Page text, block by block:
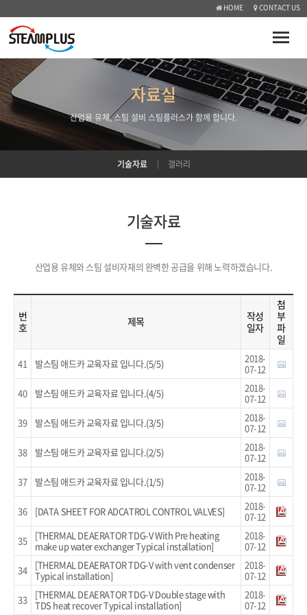
HOME CONTACT US
Toggle
자료실
산업용 유체, 스팀 설비 스팀플러스가 함께 합니다.
기술자료 갤러리
기술자료
산업용 유체와 스팀 설비자재의 완벽한 공급을 위해 노력하겠습니다.
번
호
제목
작성
일자
첨
부
파
일
41 발스팀 애드카 교육자료 입니다.(5/5)
2018-
07-12
40
발스팀 애드카 교육자료 입니다.(4/5)
2018-
07-12
39
발스팀 애드카 교육자료 입니다.(3/5)
2018-
07-12
38
발스팀 애드카 교육자료 입니다.(2/5)
2018-
07-12
37
발스팀 애드카 교육자료 입니다.(1/5)
2018-
07-12
36
[DATA SHEET FOR ADCATROL CONTROL VALVES]
2018-
07-12
35
[THERMAL DEAERATOR TDG-V With Pre heating
make up water exchanger Typical installation]
2018-
07-12
34
[THERMAL DEAERATOR TDG-V with vent condenser
Typical installation]
2018-
07-12
33
[THERMAL DEAERATOR TDG-V Double stage with
TDS heat recover Typical installation]
2018-
07-12